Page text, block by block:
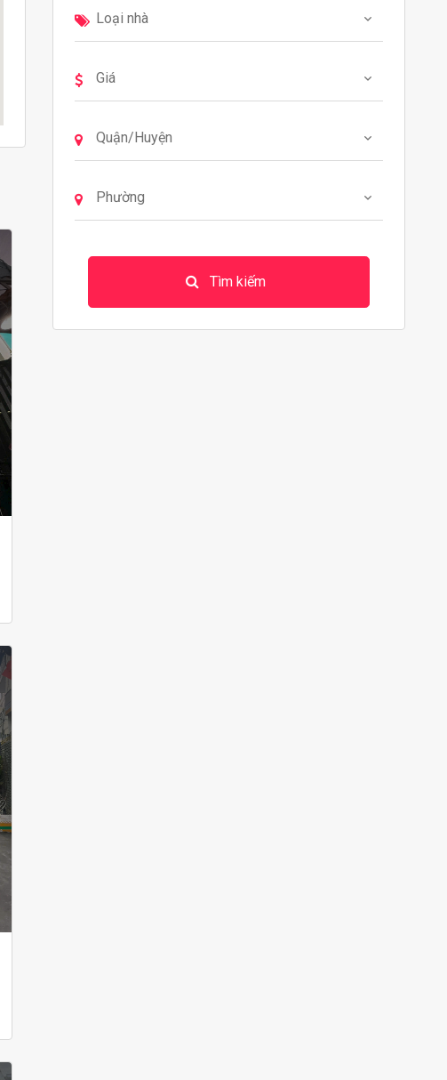
Tìm kiếm